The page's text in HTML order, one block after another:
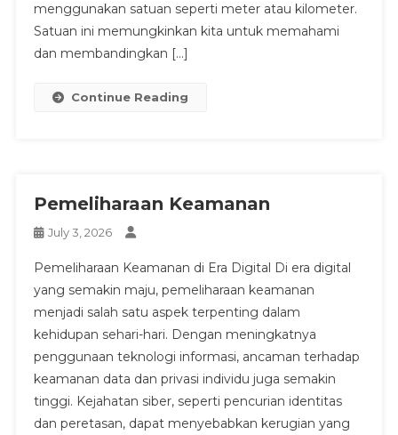
menggunakan satuan seperti meter atau kilometer.
Satuan ini memungkinkan kita untuk memahami
dan membandingkan […]
Continue Reading
Pemeliharaan Keamanan
July 3, 2026
Pemeliharaan Keamanan di Era Digital Di era digital
yang semakin maju, pemeliharaan keamanan
menjadi salah satu aspek terpenting dalam
kehidupan sehari-hari. Dengan meningkatnya
penggunaan teknologi informasi, ancaman terhadap
keamanan data dan privasi individu juga semakin
tinggi. Kejahatan siber, seperti pencurian identitas
dan peretasan, dapat menyebabkan kerugian yang